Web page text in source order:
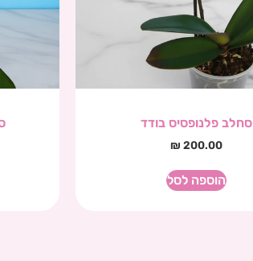
סחלב פלנופסיס בודד
₪ 200.00
הוספה לסל